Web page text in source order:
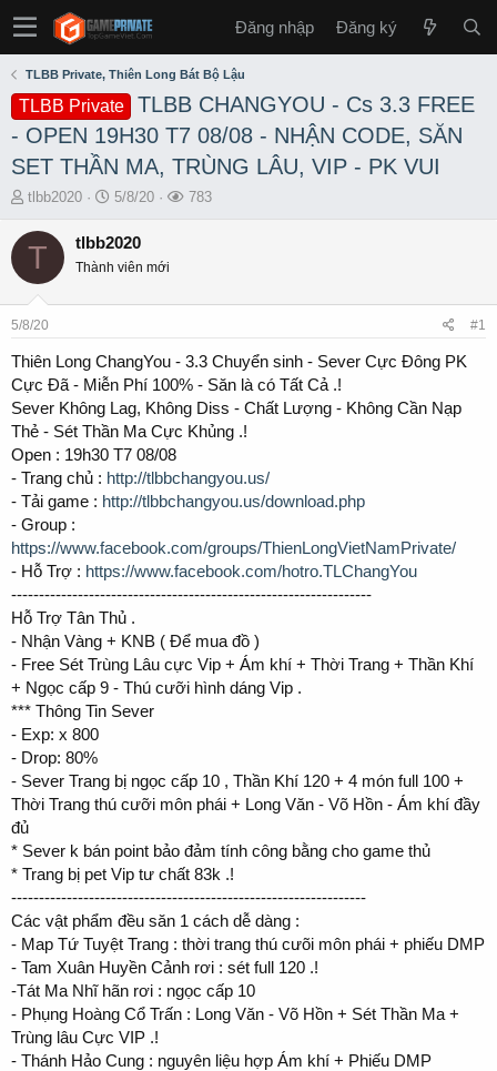
Đăng nhập Đăng ký
TLBB Private, Thiên Long Bát Bộ Lậu
TLBB Private
TLBB CHANGYOU - Cs 3.3 FREE
- OPEN 19H30 T7 08/08 - NHẬN CODE, SĂN
SET THẦN MA, TRÙNG LÂU, VIP - PK VUI
T
r
s
a
t
e
r
tlbb2020
S
a
e
5/8/20
L
783
T tlbb2020
Thành viên mới
5/8/20 #1
Thiên Long ChangYou - 3.3 Chuyển sinh - Sever Cực Đông PK
Cực Đã - Miễn Phí 100% - Săn là có Tất Cả .!
Sever Không Lag, Không Diss - Chất Lượng - Không Cần Nạp
Thẻ - Sét Thần Ma Cực Khủng .!
Open : 19h30 T7 08/08
- Trang chủ : http://tlbbchangyou.us/
- Tải game : http://tlbbchangyou.us/download.php
- Group :
https://www.facebook.com/groups/ThienLongVietNamPrivate/
- Hỗ Trợ : https://www.facebook.com/hotro.TLChangYou
-----------------------------------------------------------------
Hỗ Trợ Tân Thủ .
- Nhận Vàng + KNB ( Để mua đồ )
- Free Sét Trùng Lâu cực Vip + Ám khí + Thời Trang + Thần Khí
+ Ngọc cấp 9 - Thú cưỡi hình dáng Vip .
*** Thông Tin Sever
- Exp: x 800
- Drop: 80%
- Sever Trang bị ngọc cấp 10 , Thần Khí 120 + 4 món full 100 +
Thời Trang thú cưỡi môn phái + Long Văn - Võ Hồn - Ám khí đầy
đủ
* Sever k bán point bảo đảm tính công bằng cho game thủ
* Trang bị pet Vip tư chất 83k .!
----------------------------------------------------------------
Các vật phẩm đều săn 1 cách dễ dàng :
- Map Tứ Tuyệt Trang : thời trang thú cưõi môn phái + phiếu DMP
- Tam Xuân Huyền Cảnh rơi : sét full 120 .!
-Tát Ma Nhĩ hãn rơi : ngọc cấp 10
- Phụng Hoàng Cổ Trấn : Long Văn - Võ Hồn + Sét Thần Ma +
Trùng lâu Cực VIP .!
- Thánh Hảo Cung : nguyên liệu hợp Ám khí + Phiếu DMP